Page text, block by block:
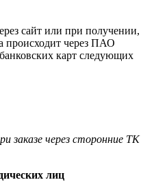
сайт или при получении,
происходит через ПАО
карт следующих
заказе через сторонние ТК
лиц